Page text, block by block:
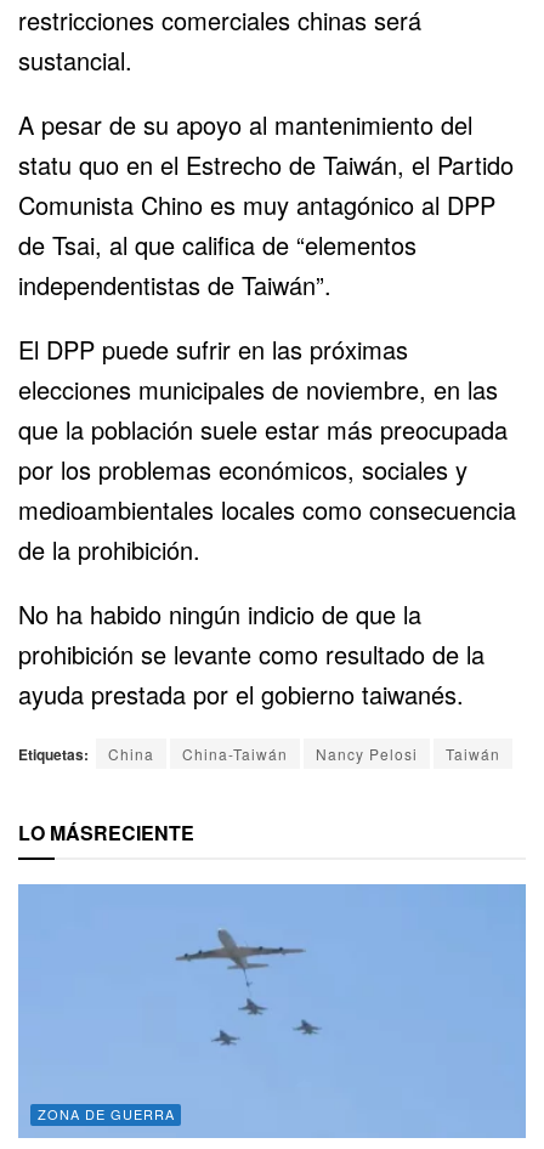
restricciones comerciales chinas será
sustancial.
A pesar de su apoyo al mantenimiento del
statu quo en el Estrecho de Taiwán, el Partido
Comunista Chino es muy antagónico al DPP
de Tsai, al que califica de “elementos
independentistas de Taiwán”.
El DPP puede sufrir en las próximas
elecciones municipales de noviembre, en las
que la población suele estar más preocupada
por los problemas económicos, sociales y
medioambientales locales como consecuencia
de la prohibición.
No ha habido ningún indicio de que la
prohibición se levante como resultado de la
ayuda prestada por el gobierno taiwanés.
Etiquetas: China China-Taiwán Nancy Pelosi Taiwán
LO MÁSRECIENTE
ZONA DE GUERRA